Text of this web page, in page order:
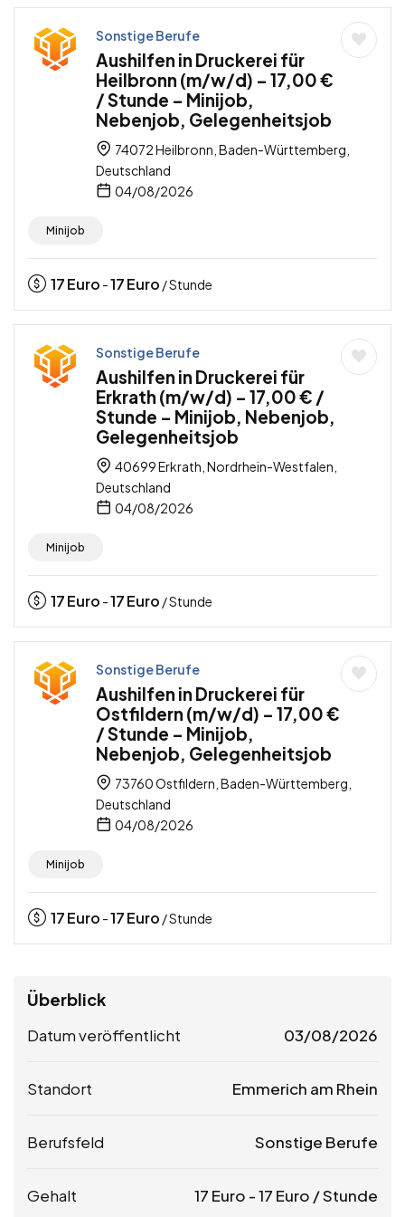
Sonstige Berufe
Aushilfen in Druckerei für
Heilbronn (m/w/d) – 17,00 €
/ Stunde – Minijob,
Nebenjob, Gelegenheitsjob
74072 Heilbronn, Baden-Württemberg,
Deutschland
04/08/2026
Minijob
17Euro -17Euro / Stunde
Sonstige Berufe
Aushilfen in Druckerei für
Erkrath (m/w/d) – 17,00 € /
Stunde – Minijob, Nebenjob,
Gelegenheitsjob
40699 Erkrath, Nordrhein-Westfalen,
Deutschland
04/08/2026
Minijob
17Euro -17Euro / Stunde
Sonstige Berufe
Aushilfen in Druckerei für
Ostfildern (m/w/d) – 17,00 €
/ Stunde – Minijob,
Nebenjob, Gelegenheitsjob
73760 Ostfildern, Baden-Württemberg,
Deutschland
04/08/2026
Minijob
17Euro -17Euro / Stunde
Überblick
Datum veröffentlicht 03/08/2026
Standort Emmerich am Rhein
Berufsfeld Sonstige Berufe
Gehalt 17 Euro -17 Euro / Stunde